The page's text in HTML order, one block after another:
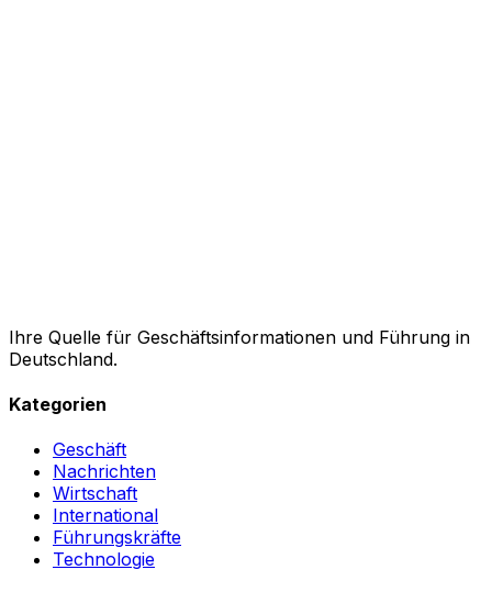
Ihre Quelle für Geschäftsinformationen und Führung in
Deutschland.
Kategorien
Geschäft
Nachrichten
Wirtschaft
International
Führungskräfte
Technologie